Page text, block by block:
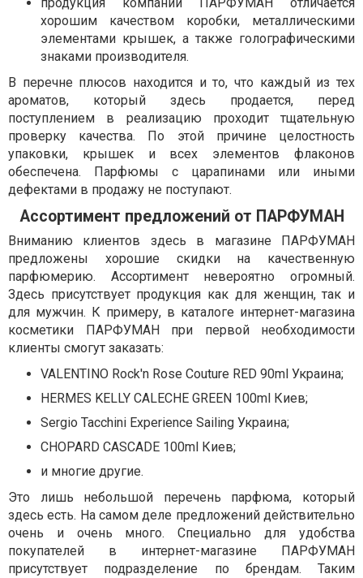
хорошим качеством коробки, металлическими
элементами крышек, а также голографическими
знаками производителя.
В перечне плюсов находится и то, что каждый из тех
ароматов, который здесь продается, перед
поступлением в реализацию проходит тщательную
проверку качества. По этой причине целостность
упаковки, крышек и всех элементов флаконов
обеспечена. Парфюмы с царапинами или иными
дефектами в продажу не поступают.
Ассортимент предложений от ПАРФУМАН
Вниманию клиентов здесь в магазине ПАРФУМАН
предложены хорошие скидки на качественную
парфюмерию. Ассортимент невероятно огромный.
Здесь присутствует продукция как для женщин, так и
для мужчин. К примеру, в каталоге интернет-магазина
косметики ПАРФУМАН при первой необходимости
клиенты смогут заказать:
VALENTINO Rock'n Rose Couture RED 90ml Украина;
HERMES KELLY CALECHE GREEN 100ml Киев;
Sergio Tacchini Experience Sailing Украина;
CHOPARD CASCADE 100ml Киев;
и многие другие.
Это лишь небольшой перечень парфюма, который
здесь есть. На самом деле предложений действительно
очень и очень много. Специально для удобства
покупателей в интернет-магазине ПАРФУМАН
присутствует подразделение по брендам. Таким